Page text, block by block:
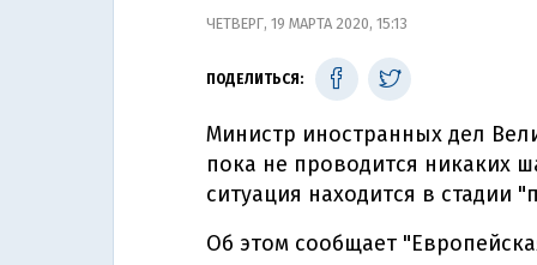
ЧЕТВЕРГ, 19 МАРТА 2020, 15:13
ПОДЕЛИТЬСЯ:
Министр иностранных дел
пока не проводится никаких
ситуация находится в стадии
Об этом сообщает